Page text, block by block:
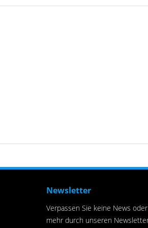
Newsletter
Verpassen Sie keine News
mehr durch unseren